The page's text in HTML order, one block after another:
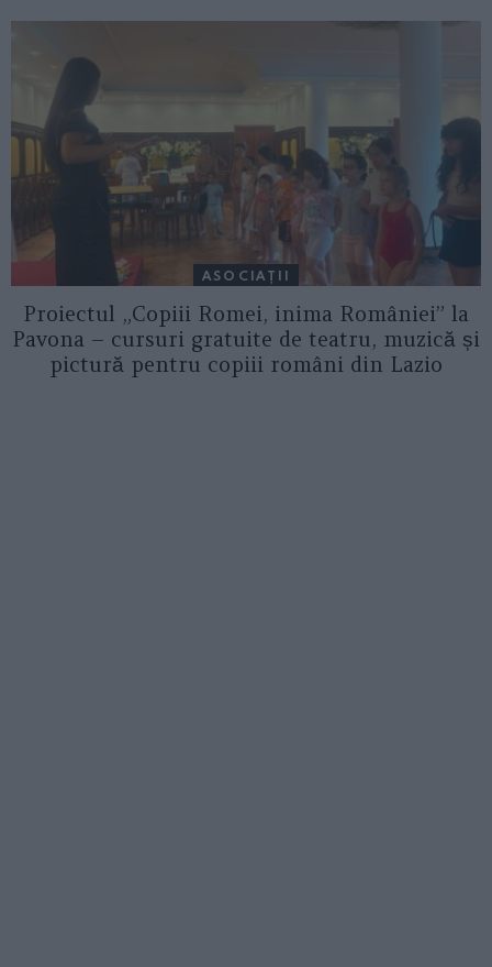
ASOCIAŢII
Proiectul „Copiii Romei, inima României” la
Pavona – cursuri gratuite de teatru, muzică și
pictură pentru copiii români din Lazio